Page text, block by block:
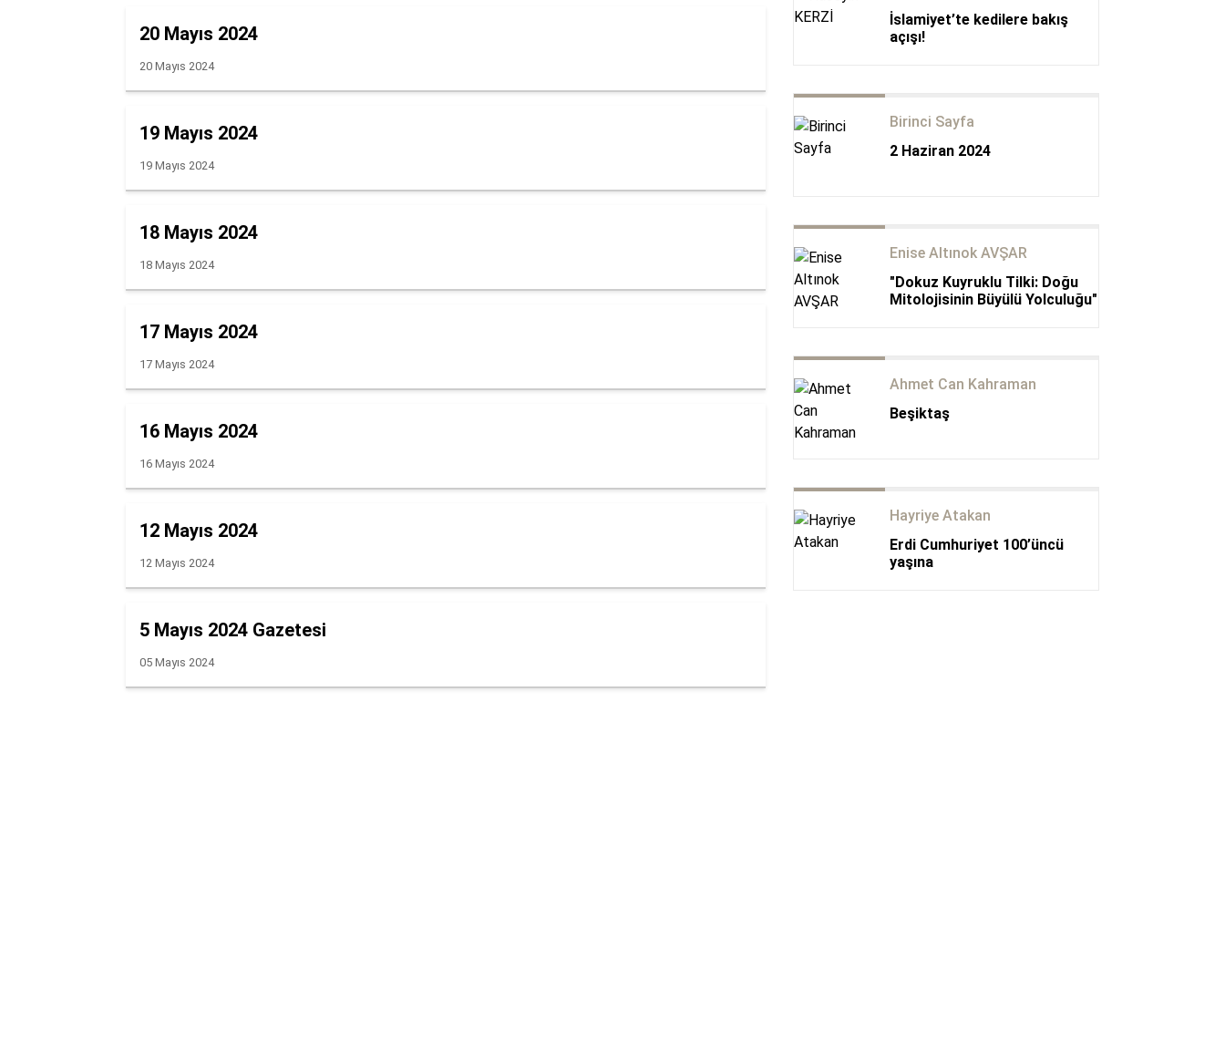
20 Mayıs 2024
20 Mayıs 2024
19 Mayıs 2024
19 Mayıs 2024
18 Mayıs 2024
18 Mayıs 2024
17 Mayıs 2024
17 Mayıs 2024
16 Mayıs 2024
16 Mayıs 2024
12 Mayıs 2024
12 Mayıs 2024
5 Mayıs 2024 Gazetesi
05 Mayıs 2024
İslamiyet’te kedilere bakış
açışı!
Birinci Sayfa
2 Haziran 2024
Enise Altınok AVŞAR
"Dokuz Kuyruklu Tilki: Doğu
Mitolojisinin Büyülü Yolculuğu"
Ahmet Can Kahraman
Beşiktaş
Hayriye Atakan
Erdi Cumhuriyet 100’üncü
yaşına